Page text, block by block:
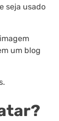
seja usado
um blog